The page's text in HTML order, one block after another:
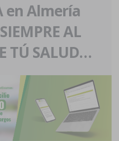
en Almería
AL
TÚ SALUD…